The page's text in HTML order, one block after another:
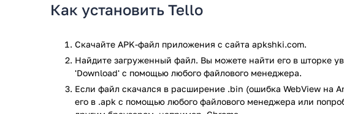
Автоматические трюки — делать сальто, круги и другие
Программировать полеты — задавать маршруты через
Режим VR — использовать очки виртуальной реальности для
Приложение работает по Wi-Fi, поэтому не требует
ваш телефон и дрон.
Кому подойдет?
Как установить Tello
Скачайте APK-файл приложения с сайта apkshki.com.
Найдите загруженный файл. Вы можете найти его в шторке
'Download' с помощью любого файлового менеджера.
Если файл скачался в расширение .bin (ошибка WebView на
его в .apk с помощью любого файлового менеджера или